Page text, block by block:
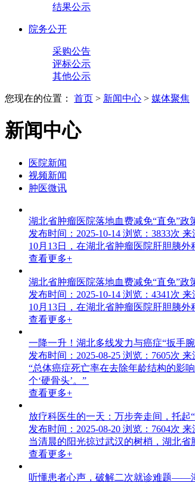
结果公示
院务公开
采购公告
评标公示
其他公示
您现在的位置： 首页 > 新闻中心 > 媒体聚焦
新闻中心
医院新闻
视频新闻
肿医微讯
湖北省肿瘤医院落地血费减免“直免”政
发布时间：2025-10-14 浏览：3833次 来
10月13日，在湖北省肿瘤医院肝胆胰
查看更多+
湖北省肿瘤医院落地血费减免“直免”
发布时间：2025-10-14 浏览：4341次 来
10月13日，在湖北省肿瘤医院肝胆胰
查看更多+
一降一升！湖北多线发力与癌症“扳手
发布时间：2025-08-25 浏览：7605次 来
“总体癌症死亡率在去除年龄结构的影
个‘硬骨头’。”
查看更多+
放疗科医生的一天：万步奔走间，托起
发布时间：2025-08-20 浏览：7604次 来
当清晨的阳光掠过武汉的树梢，湖北
查看更多+
听懂患者心声，破解二次就诊难题——